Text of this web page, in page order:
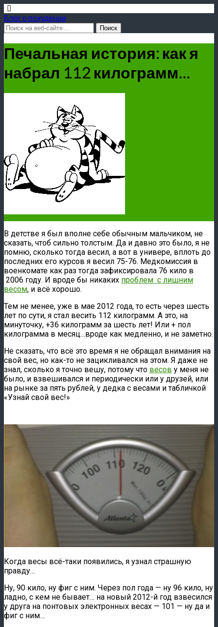
Блог о похудении
Печальная история: как я
набрал 112 килограмм…
В детстве я был вполне себе обычным мальчиком, не
сказать, чтоб сильно толстым. Да и давно это было, я не
помню, сколько тогда весил, а вот в универе, вплоть до
последних его курсов я весил 75-76. Медкомиссия в
военкомате как раз тогда зафиксировала 76 кило в
2006 году. И вроде бы никаких проблем с лишним
весом, и всё хорошо.
Тем не менее, уже в мае 2012 года, то есть через шесть
лет по сути, я стал весить 112 килограмм. А это, на
минуточку, +36 килограмм за шесть лет! Или + пол
килограмма в месяц…вроде как медленно, и не заметно.
Не сказать, что всё это время я не обращал внимания на
свой вес, но как-то не зацикливался на этом. Я даже не
знал, сколько я точно вешу, потому что весов у меня не
было, и взвешивался и периодически или у друзей, или
на рынке за пять рублей, у дедка с весами и табличкой
«Узнай свой вес!»
Когда весы всё-таки появились, я узнал страшную
правду…
Ну, 90 кило, ну фиг с ним. Через пол года — ну 96 кило, ну
ладно, с кем не бывает… на новый 2012-й год взвесился
у друга на понтовых электронных весах — 101 — ну да и
фиг с ним…